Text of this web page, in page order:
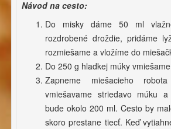
Návod na cesto:
Do misky dáme 50 ml
rozdrobené droždie, pridáme
rozmiešame a vložíme do
Do 250 g hladkej múky
Zapneme miešacieho
vmiešavame striedavo múku
bude okolo 200 ml. Cesto by
skoro prestane tiecť. Keď